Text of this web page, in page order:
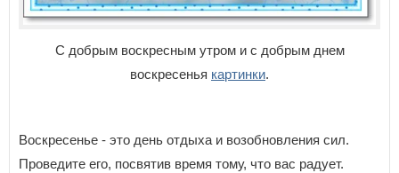
С добрым воскресным утром и с добрым днем
воскресенья картинки.
Воскресенье - это день отдыха и возобновления сил.
Проведите его, посвятив время тому, что вас радует.